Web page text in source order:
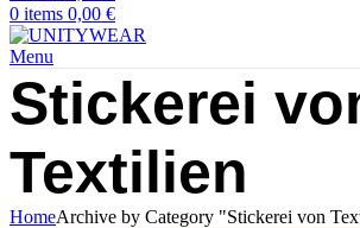
0 items 0,00 €
Menu
Stickerei
Textilien
HomeArchive by Category "Stickerei von